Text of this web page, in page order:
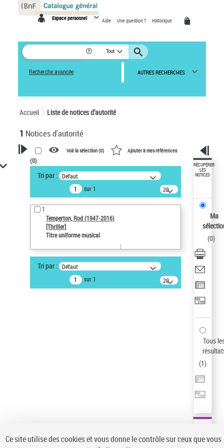
Espace personnel Aide Une question ? Historique
Tout
Recherche avancée AUTRES RECHERCHES
Accueil Liste de notices d’autorité
1 Notices d'autorité
VOTRE RECHERCHE
Recherche avancée dans les
notices d’autorité
Œuvres liées à l'auteur :
Temperton, Rod (1947-2016)
Type de notice d'autorité
Type de notice d'autorité
Voir la sélection (0) Ajouter à mes références
(0)
Tri par : Défaut
sur 1
20
résultats/page
1
Temperton, Rod (1947-2016)
[Thriller]
Titre uniforme musical
Tri par : Défaut
sur 1
20
résultats/page
RÉCUPÉRER
LES
NOTICES
Ma
(0)
Tous
(1)
Panneau de gestion des cookies
Ce site utilise des cookies et vous donne le contrôle sur ceux que vous